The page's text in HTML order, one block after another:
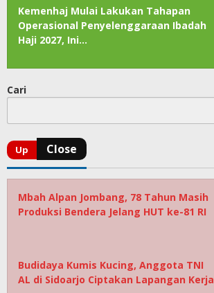
Kemenhaj Mulai Lakukan Tahapan
Operasional Penyelenggaraan Ibadah
Haji 2027, Ini…
Cari
Mbah Alpan Jombang, 78 Tahun Masih
Produksi Bendera Jelang HUT ke-81 RI
Budidaya Kumis Kucing, Anggota TNI
AL di Sidoarjo Ciptakan Lapangan Kerja